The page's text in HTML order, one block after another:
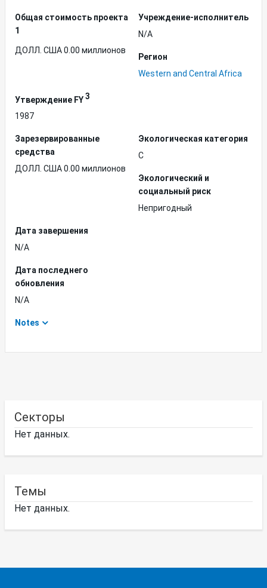
Общая стоимость проекта
1
ДОЛЛ. США 0.00 миллионов
Учреждение-исполнитель
N/A
Регион
Western and Central Africa
Утверждение FY3
1987
Зарезервированные
средства
ДОЛЛ. США 0.00 миллионов
Экологическая категория
C
Экологический и
социальный риск
Непригодный
Дата завершения
N/A
Дата последнего
обновления
N/A
Notes
Секторы
Нет данных.
Темы
Нет данных.